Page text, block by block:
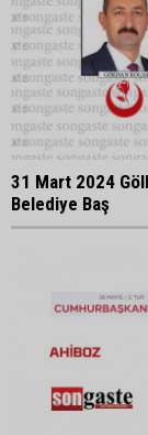
31 Mart 2024
Belediye Baş